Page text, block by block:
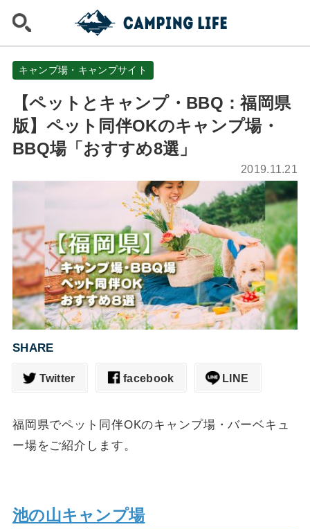
キャンプ場・キャンプサイト
【ペットとキャンプ・BBQ：福岡県
版】ペット同伴OKのキャンプ場・
BBQ場「おすすめ8選」
2019.11.21
SHARE
Twitter facebook LINE
福岡県でペット同伴OKのキャンプ場・バーベキュ
ー場をご紹介します。
池の山キャンプ場